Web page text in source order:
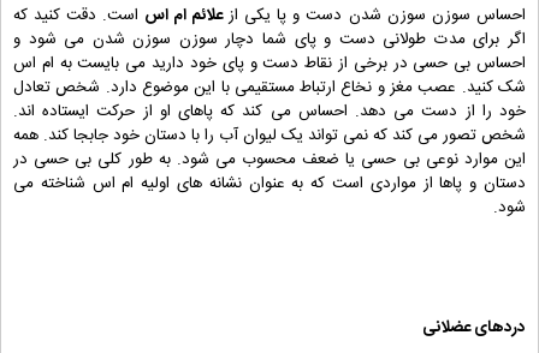
احساس سوزن سوزن شدن دست و پا یکی ازعلائم ام اس است. دقت کنید که
اگر برای مدت طولانی دست و پای شما دچار سوزن سوزن شدن می شود و
احساس بی حسی در برخی از نقاط دست و پای خود دارید می بایست به ام اس
شک کنید. عصب مغز و نخاع ارتباط مستقیمی با این موضوع دارد. شخص تعادل
خود را از دست می دهد. احساس می کند که پاهای او از حرکت ایستاده اند.
شخص تصور می کند که نمی تواند یک لیوان آب را با دستان خود جابجا کند. همه
این موارد نوعی بی حسی یا ضعف محسوب می شود. به طور کلی بی حسی در
دستان و پاها از مواردی است که به عنوان نشانه های اولیه ام اس شناخته می
شود.
دردهای عضلانی